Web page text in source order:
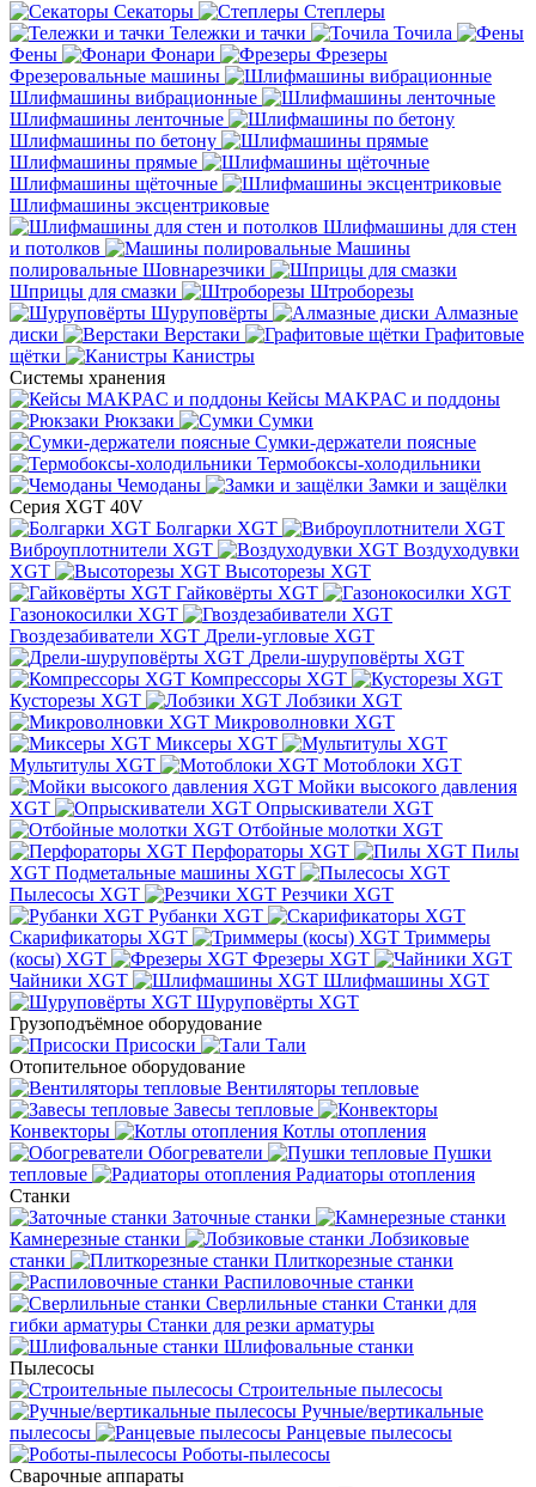
Секаторы
Степлеры
Тележки и тачки
Точила
Фены
Фонари
Фрезеры
Фрезеровальные машины
Шлифмашины вибрационные
Шлифмашины ленточные
Шлифмашины по бетону
Шлифмашины прямые
Шлифмашины щёточные
Шлифмашины эксцентриковые
Шлифмашины для стен
и потолков
Машины
полировальные Шовнарезчики
Шприцы для смазки
Штроборезы
Шуруповёрты
Алмазные
диски
Верстаки
Графитовые
щётки
Канистры
Системы хранения
Кейсы MAKPAC и поддоны
Рюкзаки
Сумки
Сумки-держатели поясные
Термобоксы-холодильники
Чемоданы
Замки и защёлки
Серия XGT 40V
Болгарки XGT
Виброуплотнители XGT
Воздуходувки
XGT
Высоторезы XGT
Гайковёрты XGT
Газонокосилки XGT
Гвоздезабиватели XGT Дрели-угловые XGT
Дрели-шуруповёрты XGT
Компрессоры XGT
Кусторезы XGT
Лобзики XGT
Микроволновки XGT
Миксеры XGT
Мультитулы XGT
Мотоблоки XGT
Мойки высокого давления
XGT
Опрыскиватели XGT
Отбойные молотки XGT
Перфораторы XGT
Пилы
XGT Подметальные машины XGT
Пылесосы XGT
Резчики XGT
Рубанки XGT
Скарификаторы XGT
Триммеры
(косы) XGT
Фрезеры XGT
Чайники XGT
Шлифмашины XGT
Шуруповёрты XGT
Грузоподъёмное оборудование
Присоски
Тали
Отопительное оборудование
Вентиляторы тепловые
Завесы тепловые
Конвекторы
Котлы отопления
Обогреватели
Пушки
тепловые
Радиаторы отопления
Станки
Заточные станки
Камнерезные станки
Лобзиковые
станки
Плиткорезные станки
Распиловочные станки
Сверлильные станки Станки для
гибки арматуры Станки для резки арматуры
Шлифовальные станки
Пылесосы
Строительные пылесосы
Ручные/вертикальные
пылесосы
Ранцевые пылесосы
Роботы-пылесосы
Сварочные аппараты